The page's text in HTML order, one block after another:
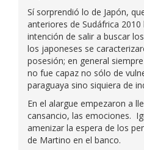
Sí sorprendió lo de Japón,
anteriores de Sudáfrica
intención de salir a buscar
los japoneses se
posesión; en general
no fue capaz no sólo de
paraguaya sino siquiera de
En el alargue empezaron a
cansancio, las emociones.
amenizar la espera de los
de Martino en el banco.